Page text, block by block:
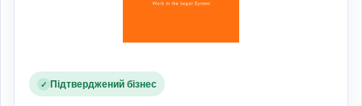
✓ Підтверджений бізнес